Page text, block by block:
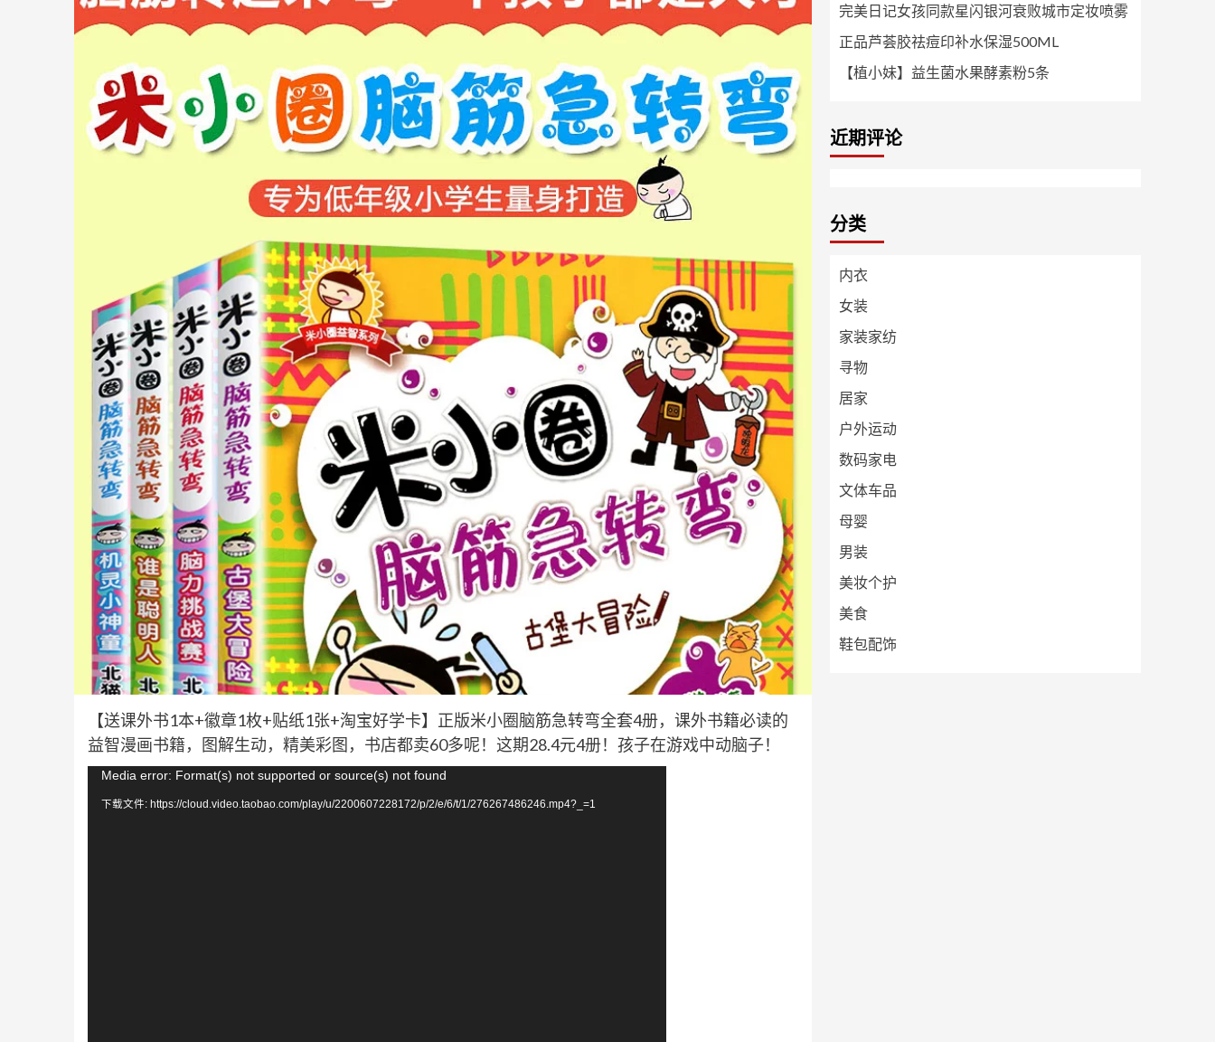
【送课外书1本+徽章1枚+贴纸1张+淘宝好学卡】正版米小圈脑筋急转弯全套4册，课外书籍必读的
益智漫画书籍，图解生动，精美彩图，书店都卖60多呢！这期28.4元4册！孩子在游戏中动脑子！
视
频
Media error: Format(s) not supported or source(s) not found
下载文件: https://cloud.video.taobao.com/play/u/2200607228172/p/2/e/6/t/1/276267486246.mp4?_=1
完美日记女孩同款星闪银河衰败城市定妆喷雾
正品芦荟胶祛痘印补水保湿500ML
【植小妹】益生菌水果酵素粉5条
近期评论
分类
内衣
女装
家装家纺
寻物
居家
户外运动
数码家电
文体车品
母婴
男装
美妆个护
美食
鞋包配饰